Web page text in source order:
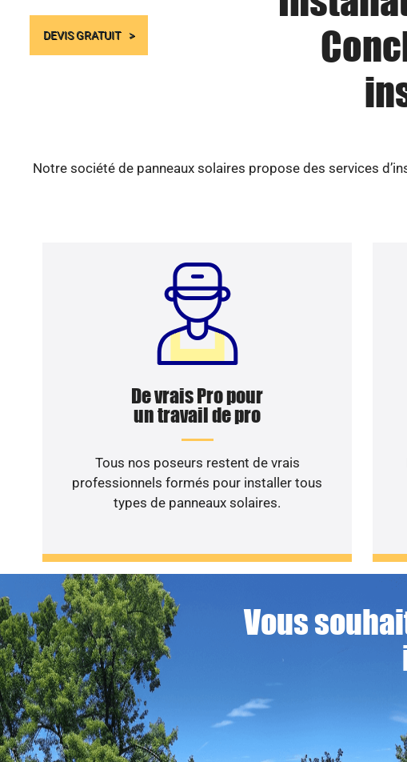
DEVIS GRATUIT
Notre société de panneaux solaires propose des services
De vrais Pro pour
un travail de pro
Tous nos poseurs restent de vrais
professionnels formés pour installer tous
types de panneaux solaires.
Vous